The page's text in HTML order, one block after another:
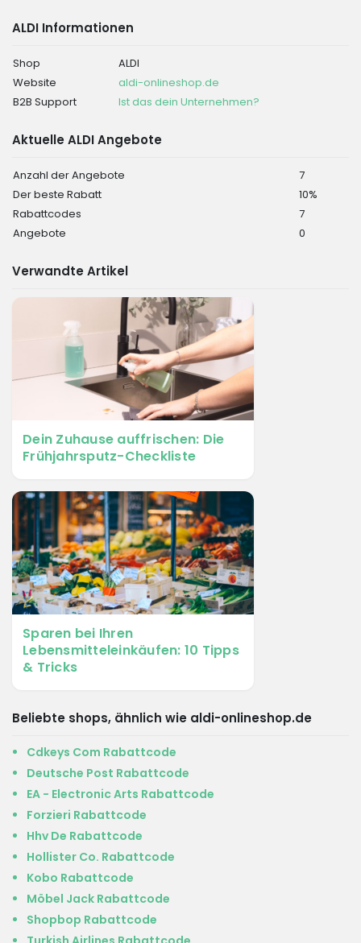
ALDI Informationen
Shop
ALDI
Website
aldi-onlineshop.de
B2B Support
Ist das dein Unternehmen?
Aktuelle ALDI Angebote
Anzahl der Angebote
7
Der beste Rabatt
10%
Rabattcodes
7
Angebote
0
Verwandte Artikel
Dein Zuhause auffrischen: Die
Frühjahrsputz-Checkliste
Sparen bei Ihren
Lebensmitteleinkäufen: 10 Tipps
& Tricks
Beliebte shops, ähnlich wie aldi-onlineshop.de
Cdkeys Com Rabattcode
Deutsche Post Rabattcode
EA - Electronic Arts Rabattcode
Forzieri Rabattcode
Hhv De Rabattcode
Hollister Co. Rabattcode
Kobo Rabattcode
Möbel Jack Rabattcode
Shopbop Rabattcode